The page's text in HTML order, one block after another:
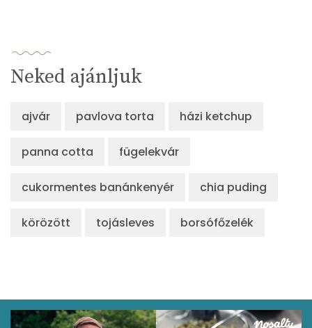
Neked ajánljuk
ajvár pavlova torta házi ketchup
panna cotta fügelekvár
cukormentes banánkenyér chia puding
körözött tojásleves borsófőzelék